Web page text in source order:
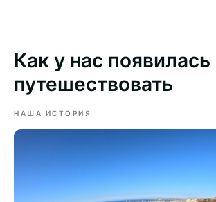
Как у нас
путешествовать
НАША ИСТОРИЯ